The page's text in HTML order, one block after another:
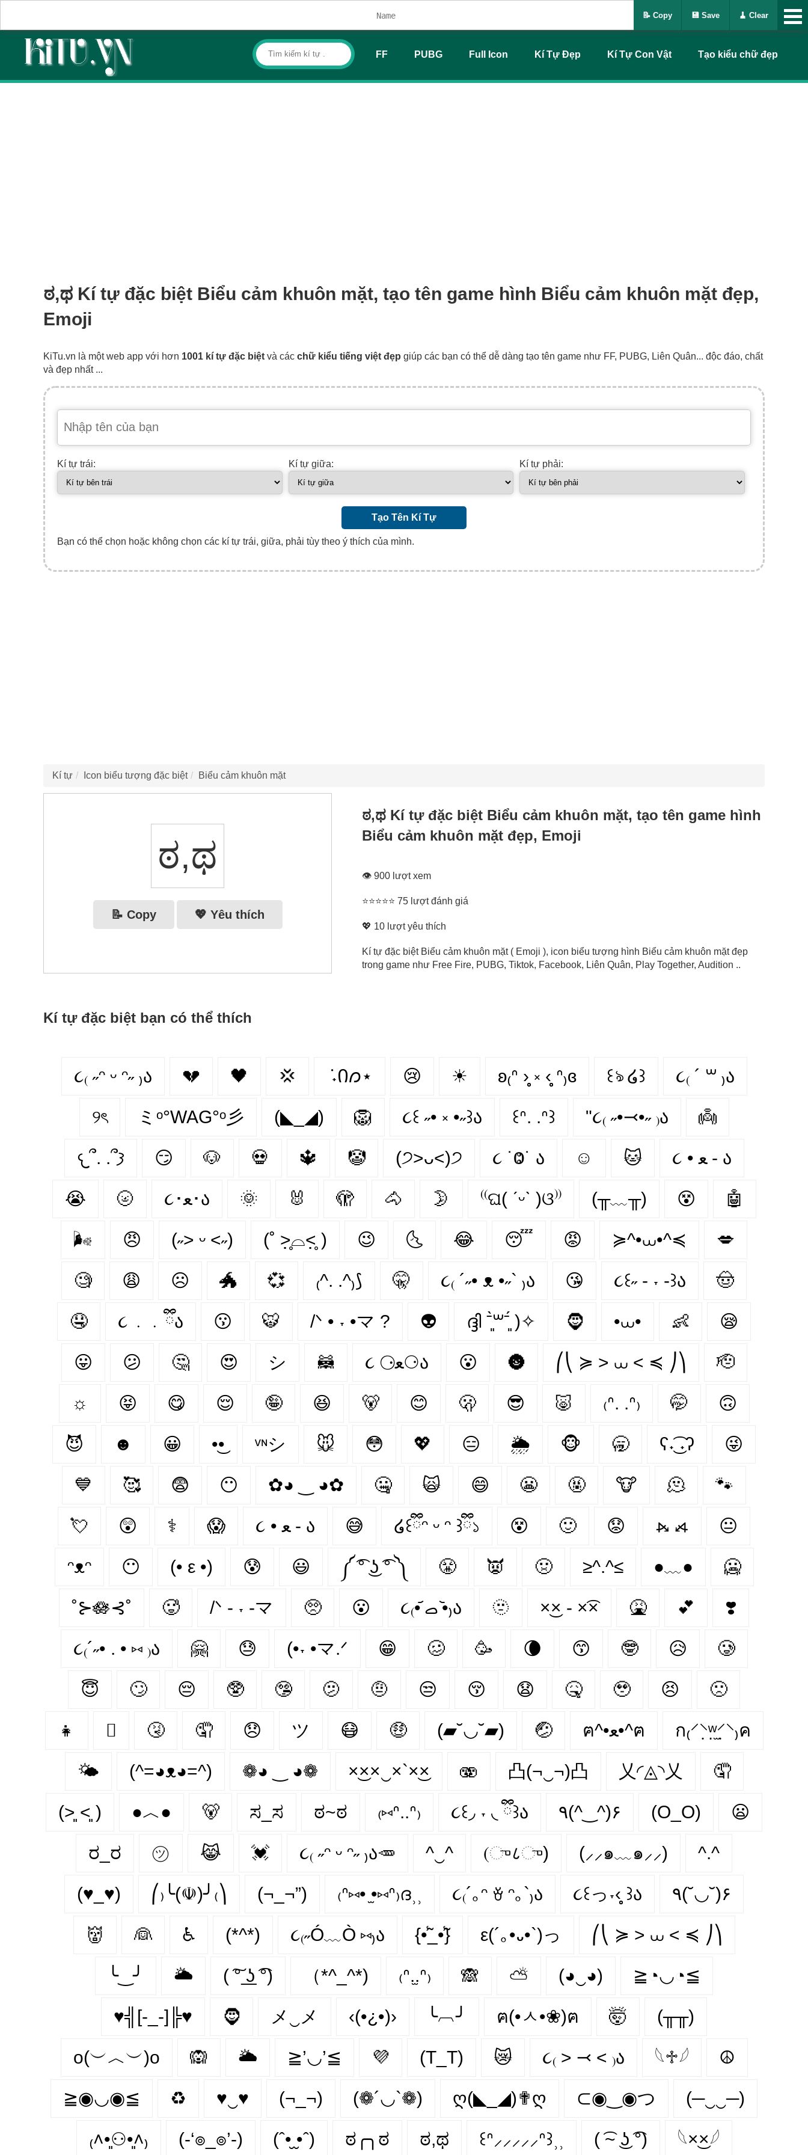
FF PUBG Full Icon Kí Tự Đẹp Kí Tự Con Vật Tạo kiểu chữ đẹp
ಠ,ಥ Kí tự đặc biệt Biểu cảm khuôn mặt, tạo tên game hình Biểu cảm khuôn mặt đẹp,
Emoji
KiTu.vn là một web app với hơn 1001 kí tự đặc biệt và các chữ kiểu tiếng việt đẹp giúp các bạn có thể dễ dàng tạo tên game như FF, PUBG, Liên Quân... độc đáo, chất
và đẹp nhất ...
Kí tự trái: Kí tự giữa: Kí tự phải:
Tạo Tên Kí Tự
Bạn có thể chọn hoặc không chọn các kí tự trái, giữa, phải tùy theo ý thích của mình.
Kí tự Icon biểu tượng đặc biệt Biểu cảm khuôn mặt
ಠ,ಥ
📝 Copy 💖 Yêu thích
ಠ,ಥ Kí tự đặc biệt Biểu cảm khuôn mặt, tạo tên game hình
Biểu cảm khuôn mặt đẹp, Emoji
👁 900 lượt xem
⭐⭐⭐⭐⭐ 75 lượt đánh giá
💖 10 lượt yêu thích
Kí tự đặc biệt Biểu cảm khuôn mặt ( Emoji ), icon biểu tượng hình Biểu cảm khuôn mặt đẹp
trong game như Free Fire, PUBG, Tiktok, Facebook, Liên Quân, Play Together, Audition ..
Kí tự đặc biệt bạn có thể thích
૮₍ ˶ᵔ ᵕ ᵔ˶ ₎ა 💔 🖤 💢 ݁ ˖Ი𐑼⋆ 😢 ☀ ʚ₍ᐢ ›̥̥̥ ༝ ‹̥̥̥ ᐢ₎ɞ ꒰ঌ ໒꒱ ૮₍ ´ ꒳ ₎ა
୨ৎ ミᵒ°WAG°ᵒ彡 (◣_◢) 🦁 ૮꒰ ˶• ༝ •˶꒱ა ꒰ᐢ. .ᐢ꒱ "૮₍ ˶•⤙•˶ ₎ა 👼
𐔌՞. .՞𐦯 😏 🐶 💀 🔱 🤡 (੭˃ᴗ˂)੭ ૮ ˙Ⱉ˙ ა ☺ 🐱 ૮ • ﻌ - ა
😭 🌝 ૮･ﻌ･ა 🌞 🐰 🫣 🐴 🌛 ⁽⁽ଘ( ˊᵕˋ )ଓ⁾⁾ (╥﹏╥) 😵‍ 🤖
🌬 😠 (˶˃ ᵕ ˂˶) (˚ ˃̣̣̥⌓˂̣̣̥ ) 😉 🌜 😂 😴 😡 ≽^•⩊•^≼ 💋
🧐 😩 ☹ 🐲 💞 ₍^. .^₎⟆ 🤫 ૮₍ ´˶• ᴥ •˶` ₎ა 😘 ૮꒰˶ - ˕ -꒱ა 🤠
🤤 ૮ ․ ․ ྀིა 😗 🐯 /ᐠ • ˕ •マ ? 👽 ദ്ദി ˉ͈̀꒳ˉ͈́ )✧ 🧔 •⩊• 👶 😪
😛 😕 🤔 😍 シ 🦝 ૮ ⚆ﻌ⚆ა 😮 🌚 ⎛⎝ ≽ > ⩊ < ≼ ⎠⎞ 🫡
☼ 😝 😋 😌 🤪 😆 🐻‍ 😊 🫢 😎 🐷 ₍ᐢ. .ᐢ₎ 🤭 🙃
😈 ☻ 😀 •͜• ᵛᶰシ 🐭 😳 💖 😑 🌦 🐵 🥱 ʕ˖͜͡ ˖ʔ 😜
💙 🥰 😨 😶‍ ✿◕ ‿ ◕✿ 🤐 🙀 😄 😬 🤬 🐮 🫠 🐾
💘 😲 ⚕ 😱 ૮ • ﻌ - ა⁩ 😅 ໒꒰ྀིᵔ ᵕ ᵔ ꒱ྀི১ 😵 🙂 😟 ⦮ ⦯ 😐
ᵔᴥᵔ 😶 (• ε •) 😰 😃 ༼ ͡° ͜ʖ ͡° ༽ 😤 👿 🤢 ≥^.^≤ ●﹏● 🥶
˚⊱🪷⊰˚ 🥵 /ᐠ - ˕ -マ 🥺 😮‍ ૮₍•᷄ ࡇ •᷅₎ა 🫥 ×͜× - ×͡× 🤮 💕 ❣️
૮₍´˶• . • ⑅ ₎ა 🤗 😓 (•˕ •マ.ᐟ 😁 🥴 🥳 🌘 😙 🤓 😥 🥲
😇 🙄 😔 🥸 🤥 🫤 🤨 😒 😚 😧 🤒 🥹 😣 🙁
👧 🫩 🤧 🤦‍ 😞 ツ 😷 🤑 (▰˘◡˘▰) 🤕 ฅ^•ﻌ•^ฅ ก₍⸍⸌̣ʷ̣̫⸍̣⸌₎ค
🌤 (^=◕ᴥ◕=^) ❁◕ ‿ ◕❁ ×͜××‿×`×͜× 🫨 凸(¬‿¬)凸 乂◜◬◝乂 🤦
(˃͈ ˂͈ ) ●︿● 🐻 ಸ_ಸ ಠ~ಠ ₍⑅ᐢ..ᐢ₎ ૮꒰◞ ˕ ◟ ྀི꒱ა ٩(^‿^)۶ (O_O) 😦
ರ_ರ ㋡ 😹 💓 ૮₍ ˶ᵔ ᵕ ᵔ˶ ₎ა🥕 ^‿^ (ு८ு) (⸝⸝๑﹏๑⸝⸝) ^.^
(♥_♥) ⎛₎╰(☫)╯₍⎞ (¬_¬”) ₍ᐢ⑅• ̫•⑅ᐢ₎ദ⸒⸒ ૮₍´｡ᵔ ꈊ ᵔ｡`₎ა ૮꒰っ˕‹̥̥̥ ꒱ა ٩(˘◡˘)۶
👹 👰 ♿ (*^*) ૮₍˶Ó﹏Ò ⑅₎ა {•̃̾_•̃̾} ε(´｡•᎑•`)っ ⎛⎝ ≽ > ⩊ < ≼ ⎠⎞
╰‿╯ 🌥 ( ͠° ͟ʖ ͡°) （*^_^*) ₍ᐢ.̫.ᐢ₎ 🙈 ⛅ (◕‿◕) ≧◔◡◔≦
♥╣[-_-]╠♥ 🧔‍ メ‿メ ‹(•¿•)› ╰︹╯ ฅ(•ㅅ•❀)ฅ 🤯 (╥╥)
o(︶︿︶)o 🙉 🌥️ ≧’◡’≦ 💜 (T_T) 😿 ૮₍ ˃ ⤙ ˂ ₎ა 𓆩♱𓆪 ☮
≧◉◡◉≦ ♻ ♥‿♥ (¬_¬) (❁´◡`❁) ღ(◣_◢)✟ღ ⊂◉‿◉つ (─‿‿─)
₍˄•͈⚇•͈˄₎ (-‘๏_๏’-) (ˆ•̮ ̮•ˆ) ಠ╭╮ಠ ಠ,ಥ ꒰ᐢ⸝⸝⸝⸝⸝ᐢ꒱⸒⸒ ( ͡~ ͜ʖ ͡°) 𓆩×͜×𓆪
📝 Copy 💾 Save 🧹 Clear